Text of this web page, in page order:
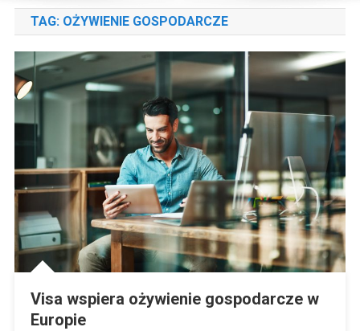
TAG: OŻYWIENIE GOSPODARCZE
Visa wspiera ożywienie gospodarcze w
Europie